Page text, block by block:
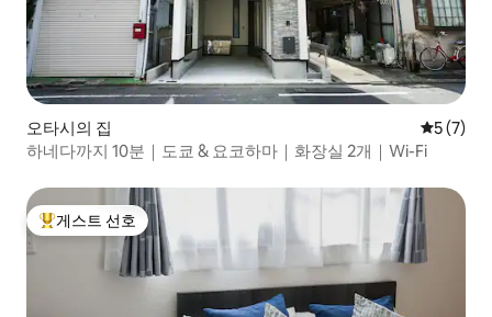
오타시의 집 평점 5점
5 (7)
하네다까지 10분｜도쿄 & 요코하마｜화장실 2개｜Wi-Fi
상위 게스트 선호
게스트 선호